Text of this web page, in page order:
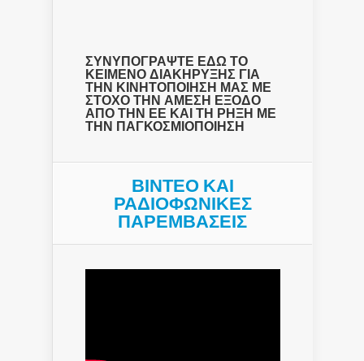
ΣΥΝΥΠΟΓΡΑΨΤΕ ΕΔΩ ΤΟ
ΚΕΙΜΕΝΟ ΔΙΑΚΗΡΥΞΗΣ ΓΙΑ
ΤΗΝ ΚΙΝΗΤΟΠΟΙΗΣΗ ΜΑΣ ΜΕ
ΣΤΟΧΟ ΤΗΝ ΑΜΕΣΗ ΕΞΟΔΟ
ΑΠΟ ΤΗΝ ΕΕ ΚΑΙ ΤΗ ΡΗΞΗ ΜΕ
ΤΗΝ ΠΑΓΚΟΣΜΙΟΠΟΙΗΣΗ
ΒΙΝΤΕΟ ΚΑΙ
ΡΑΔΙΟΦΩΝΙΚΕΣ
ΠΑΡΕΜΒΑΣΕΙΣ